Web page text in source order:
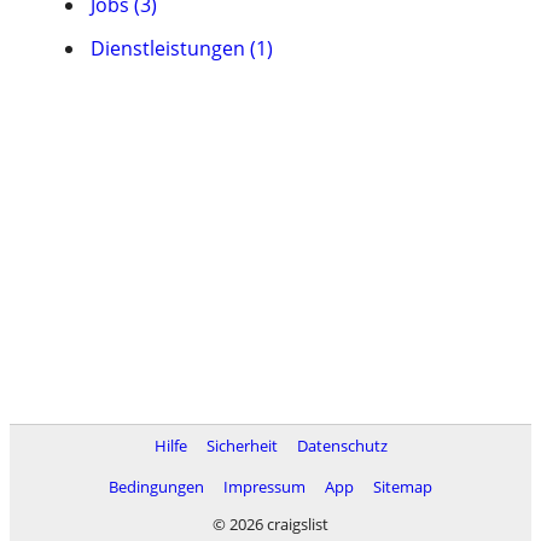
Dienstleistungen (1)
Hilfe Sicherheit
Datenschutz
Bedingungen
Impressum App
Sitemap
© 2026 craigslist